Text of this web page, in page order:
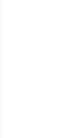
DI GPL'